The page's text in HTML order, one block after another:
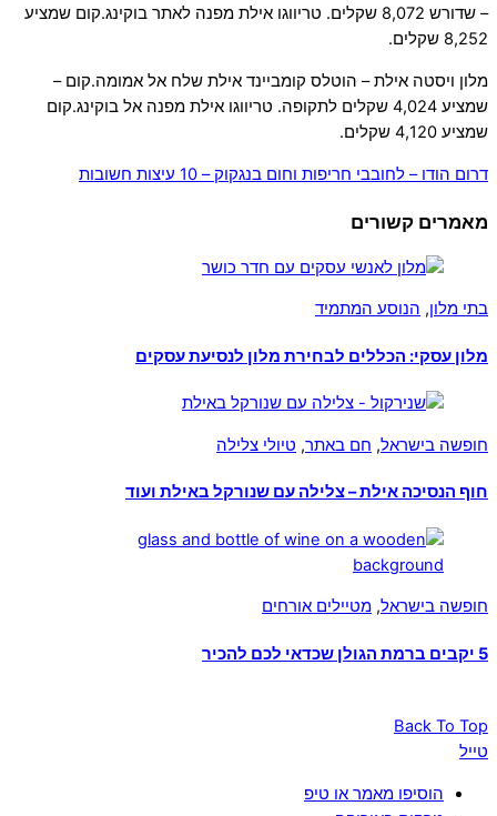
– שדורש 8,072 שקלים. טריווגו אילת מפנה לאתר בוקינג.קום שמציע
8,252 שקלים.
מלון ויסטה אילת – הוטלס קומביינד אילת שלח אל אמומה.קום –
שמציע 4,024 שקלים לתקופה. טריווגו אילת מפנה אל בוקינג.קום
שמציע 4,120 שקלים.
דרום הודו – לחובבי חריפות וחום בנגקוק – 10 עיצות חשובות
מאמרים קשורים
בתי מלון, הנוסע המתמיד
מלון עסקי: הכללים לבחירת מלון לנסיעת עסקים
חופשה בישראל, חם באתר, טיולי צלילה
חוף הנסיכה אילת – צלילה עם שנורקל באילת ועוד
חופשה בישראל, מטיילים אורחים
5 יקבים ברמת הגולן שכדאי לכם להכיר
Back To Top
טייל
הוסיפו מאמר או טיפ